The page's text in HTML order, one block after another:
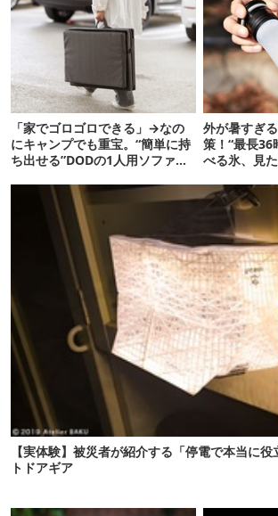
「家でゴロゴロできる」→なの
にキャンプでも重宝。“簡単に持
ち出せる”DODの1人用ソファが
外が暑すぎ
策！“最長36
べる氷、見
【実体験】被災者が紹介する「停電で本当に
トドアギア